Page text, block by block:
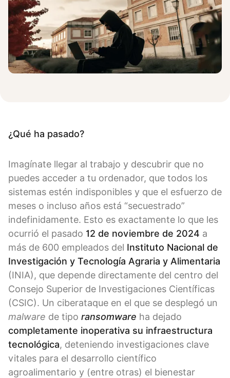
¿Qué ha pasado?
Imagínate llegar al trabajo y descubrir que no
puedes acceder a tu ordenador, que todos los
sistemas estén indisponibles y que el esfuerzo de
meses o incluso años está “secuestrado”
indefinidamente. Esto es exactamente lo que les
ocurrió el pasado 12 de noviembre de 2024 a
más de 600 empleados del Instituto Nacional de
Investigación y Tecnología Agraria y Alimentaria
(INIA), que depende directamente del centro del
Consejo Superior de Investigaciones Científicas
(CSIC). Un ciberataque en el que se desplegó un
malware de tipo ransomware ha dejado
completamente inoperativa su infraestructura
tecnológica, deteniendo investigaciones clave
vitales para el desarrollo científico
agroalimentario y (entre otras) el bienestar